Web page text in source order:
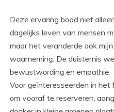
Deze ervaring bood niet
dagelijks leven van mensen
maar het veranderde ook
waarneming. De duisternis
bewustwording en empathie.
Voor geïnteresseerden in het
om vooraf te reserveren,